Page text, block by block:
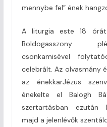
mennybe fel” ének
A liturgia este 18
Boldogasszony
csonkamisével
celebrált. Az olvasmány
az énekkarJézus
énekelte el Balogh
szertartásban ezután
majd a jelenlévők